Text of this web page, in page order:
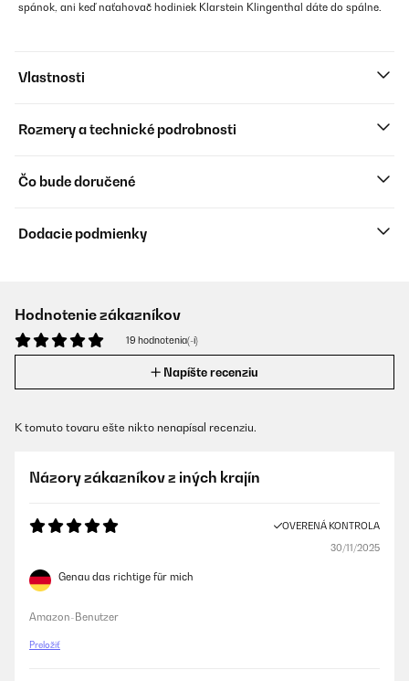
spánok, ani keď naťahovač hodiniek Klarstein Klingenthal dáte do spálne.
Vlastnosti
Rozmery a technické podrobnosti
Čo bude doručené
Dodacie podmienky
Hodnotenie zákazníkov
19 hodnotenia(-í)
Napíšte recenziu
K tomuto tovaru ešte nikto nenapísal recenziu.
Názory zákazníkov z iných krajín
OVERENÁ KONTROLA
30/11/2025
Genau das richtige für mich
Amazon-Benutzer
Preložiť